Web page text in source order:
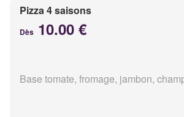
Pizza 4 saisons
Dès 10.00 €
Base tomate, fromage, jambon,